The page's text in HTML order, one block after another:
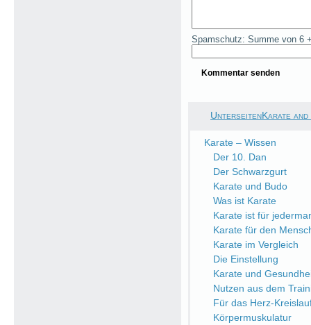
Spamschutz: Summe von 6
UnterseitenKarate and
Karate – Wissen
Der 10. Dan
Der Schwarzgurt
Karate und Budo
Was ist Karate
Karate ist für
Karate für den
Karate im Vergleich
Die Einstellung
Karate und
Nutzen aus dem
Für das Herz-
Körpermuskulatur